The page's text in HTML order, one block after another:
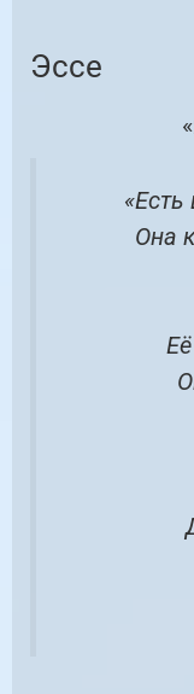
Эссе
Она